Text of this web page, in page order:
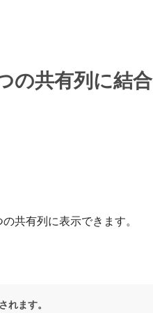
の共有列に結合
共有列に表示できます。
れます。